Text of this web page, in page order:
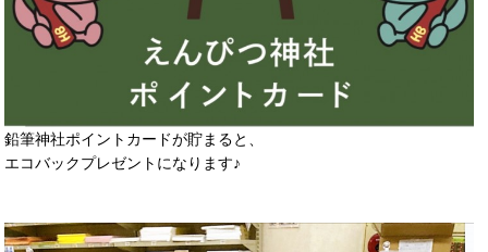
鉛筆神社ポイントカードが貯まると、
エコバックプレゼントになります♪